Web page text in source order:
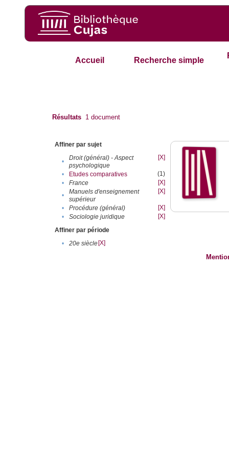
Accueil Recherche simple
Résultats 1 document
Affiner par sujet
•
Droit (général) - Aspect
psychologique
[X]
• Etudes comparatives
(1)
•
France
[X]
•
Manuels d'enseignement
supérieur
[X]
• Procédure (général)
[X]
•
Sociologie juridique
[X]
Affiner par période
•
20e siècle[X]